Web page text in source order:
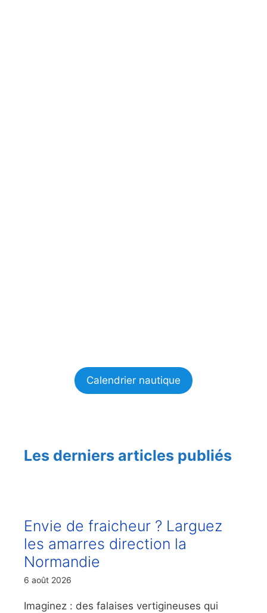
Calendrier nautique
Les derniers articles publiés
Envie de fraicheur ? Larguez
les amarres direction la
Normandie
6 août 2026
Imaginez : des falaises vertigineuses qui